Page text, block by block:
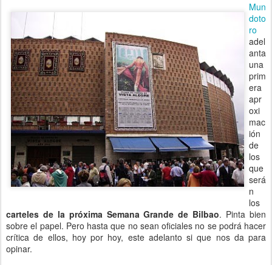
Mun
doto
ro
adel
anta
una
prim
era
apr
oxi
mac
ión
de
los
que
será
n
los
carteles de la próxima Semana Grande de Bilbao. Pinta bien
sobre el papel. Pero hasta que no sean oficiales no se podrá hacer
crítica de ellos, hoy por hoy, este adelanto si que nos da para
opinar.